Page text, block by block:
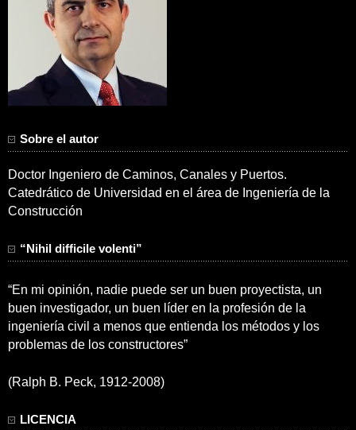
Sobre el autor
Doctor Ingeniero de Caminos, Canales y Puertos.
Catedrático de Universidad en el área de Ingeniería de la
Construcción
“Nihil difficile volenti”
“En mi opinión, nadie puede ser un buen proyectista, un
buen investigador, un buen líder en la profesión de la
ingeniería civil a menos que entienda los métodos y los
problemas de los constructores”
(Ralph B. Peck, 1912-2008)
LICENCIA